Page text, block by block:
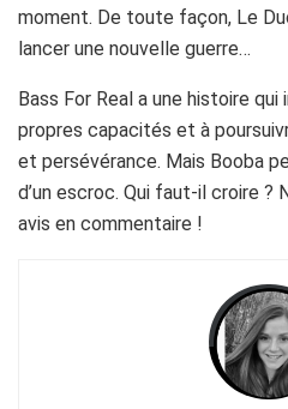
moment. De toute façon, Le
lancer une nouvelle guerre…
Bass For Real a une histoire qui
propres capacités et à
et persévérance. Mais Booba
d’un escroc. Qui faut-il croire ?
avis en commentaire !